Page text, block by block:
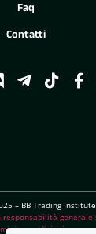
Faq
Contatti
– BB Trading Institute
responsabilità generale
e condizioni